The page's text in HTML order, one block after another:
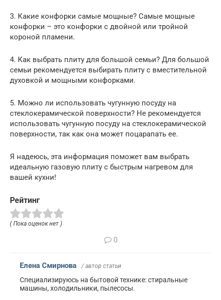
3. Какие конфорки самые мощные? Самые мощные
конфорки – это конфорки с двойной или тройной
короной пламени.
4. Как выбрать плиту для большой семьи? Для большой
семьи рекомендуется выбирать плиту с вместительной
духовкой и мощными конфорками.
5. Можно ли использовать чугунную посуду на
стеклокерамической поверхности? Не рекомендуется
использовать чугунную посуду на стеклокерамической
поверхности, так как она может поцарапать ее.
Я надеюсь, эта информация поможет вам выбрать
идеальную газовую плиту с быстрым нагревом для
вашей кухни!
Рейтинг
( Пока оценок нет )
0
Елена Смирнова / автор статьи
Специализируюсь на бытовой технике: стиральные
машины, холодильники, пылесосы.